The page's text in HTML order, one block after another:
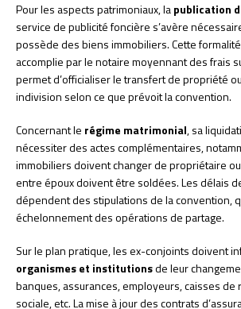
Pour les aspects patrimoniaux, lapublication
service de publicité foncière s’avère
possède des biens immobiliers. Cette
accomplie par le notaire moyennant des frais
permet d’officialiser le transfert de propriété
indivision selon ce que prévoit la convention.
Concernant le régime matrimonial, sa
nécessiter des actes complémentaires,
immobiliers doivent changer de propriétaire
entre époux doivent être soldées. Les délais
dépendent des stipulations de la convention,
échelonnement des opérations de partage.
Sur le plan pratique, les ex-conjoints doivent
organismes et institutionsde leur
banques, assurances, employeurs, caisses de
sociale, etc. La mise à jour des contrats